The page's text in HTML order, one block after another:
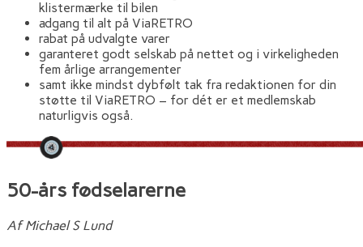
klistermærke til bilen
adgang til alt på ViaRETRO
rabat på udvalgte varer
garanteret godt selskab på nettet og i virkeligheden
fem årlige arrangementer
samt ikke mindst dybfølt tak fra redaktionen for din
støtte til ViaRETRO – for dét er et medlemskab
naturligvis også.
50-års fødselarerne
Af Michael S Lund